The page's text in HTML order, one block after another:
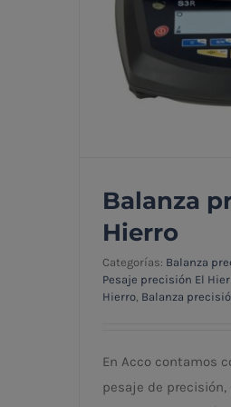
Balanza
Hierro
Categorías: Balanza
Pesaje precisión El
Hierro, Balanza
En Acco contamos
pesaje de